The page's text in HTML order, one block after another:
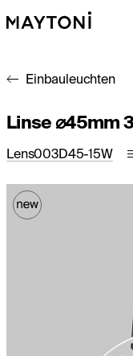
Einbauleuchten
Linse ⌀45mm
Lens003D45-15W